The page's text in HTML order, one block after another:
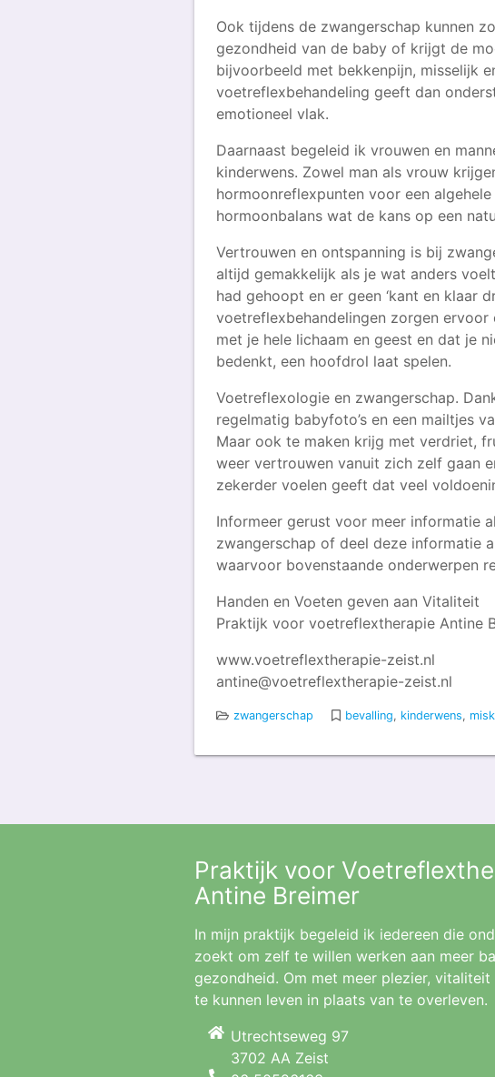
Ook tijdens de zwangerschap kunnen
gezondheid van de baby of krijgt de
bijvoorbeeld met bekkenpijn, misselijk
voetreflexbehandeling geeft dan
emotioneel vlak.
Daarnaast begeleid ik vrouwen en
kinderwens. Zowel man als vrouw
hormoonreflexpunten voor een
hormoonbalans wat de kans op een
Vertrouwen en ontspanning is bij
altijd gemakkelijk als je wat anders
had gehoopt en er geen ‘kant en klaar
voetreflexbehandelingen zorgen
met je hele lichaam en geest en dat je
bedenkt, een hoofdrol laat spelen.
Voetreflexologie en zwangerschap.
regelmatig babyfoto’s en een mailtjes
Maar ook te maken krijg met verdriet,
weer vertrouwen vanuit zich zelf gaan
zekerder voelen geeft dat veel
Informeer gerust voor meer informatie
zwangerschap of deel deze informatie
waarvoor bovenstaande onderwerpen
Handen en Voeten geven aan Vitaliteit
Praktijk voor voetreflextherapie Antine
www.voetreflextherapie-zeist.nl
antine@voetreflextherapie-zeist.nl
zwangerschap bevalling, kinderwens,
Praktijk voor
Antine Breimer
In mijn praktijk begeleid ik iedereen die
zoekt om zelf te willen werken aan meer
gezondheid. Om met meer plezier,
te kunnen leven in plaats van te overleven.
Utrechtseweg 97
3702 AA Zeist